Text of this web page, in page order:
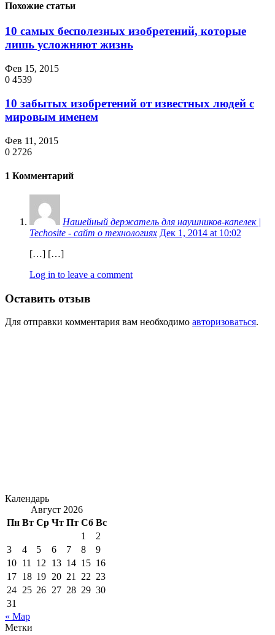
Похожие статьи
10 самых бесполезных изобретений, которые
лишь усложняют жизнь
Фев 15, 2015
0 4539
10 забытых изобретений от известных людей с
мировым именем
Фев 11, 2015
0 2726
1 Комментарий
Нашейный держатель для наушников-капелек |
Techosite - сайт о технологиях Дек 1, 2014 at 10:02
[…] […]
Log in to leave a comment
Оставить отзыв
Для отправки комментария вам необходимо авторизоваться.
Календарь
Август 2026
Пн Вт Ср Чт Пт Сб Вс
1
2
3
4 5 6 7 8
9
10 11 12 13 14 15 16
17 18 19 20 21 22 23
24 25 26 27 28 29 30
31
« Мар
Метки